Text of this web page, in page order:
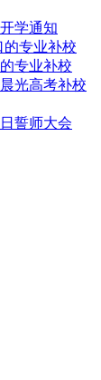
学通知
专业补校
专业补校
光高考补校
誓师大会